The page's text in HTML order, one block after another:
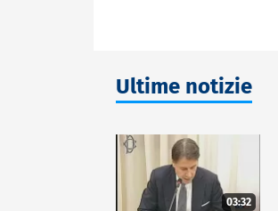
Ultime notizie
03:32